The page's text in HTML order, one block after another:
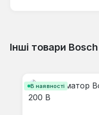
Відгуків не
Інші товари Bosch
В наявності